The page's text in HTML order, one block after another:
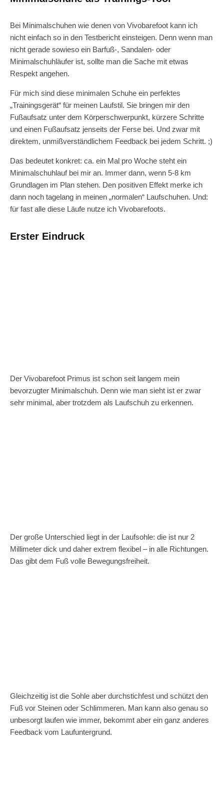
Bei Minimalschuhen wie denen von Vivobarefoot kann ich
nicht einfach so in den Testbericht einsteigen. Denn wenn man
nicht gerade sowieso ein Barfuß-, Sandalen- oder
Minimalschuhläufer ist, sollte man die Sache mit etwas
Respekt angehen.
Für mich sind diese minimalen Schuhe ein perfektes
„Trainingsgerät“ für meinen Laufstil. Sie bringen mir den
Fußaufsatz unter dem Körperschwerpunkt, kürzere Schritte
und einen Fußaufsatz jenseits der Ferse bei. Und zwar mit
direktem, unmißverständlichem Feedback bei jedem Schritt. ;)
Das bedeutet konkret: ca. ein Mal pro Woche steht ein
Minimalschuhlauf bei mir an. Immer dann, wenn 5-8 km
Grundlagen im Plan stehen. Den positiven Effekt merke ich
dann noch tagelang in meinen „normalen“ Laufschuhen. Und:
für fast alle diese Läufe nutze ich Vivobarefoots.
Erster Eindruck
Der Vivobarefoot Primus ist schon seit langem mein
bevorzugter Minimalschuh. Denn wie man sieht ist er zwar
sehr minimal, aber trotzdem als Laufschuh zu erkennen.
Der große Unterschied liegt in der Laufsohle: die ist nur 2
Millimeter dick und daher extrem flexibel – in alle Richtungen.
Das gibt dem Fuß volle Bewegungsfreiheit.
Gleichzeitig ist die Sohle aber durchstichfest und schützt den
Fuß vor Steinen oder Schlimmeren. Man kann also genau so
unbesorgt laufen wie immer, bekommt aber ein ganz anderes
Feedback vom Laufuntergrund.